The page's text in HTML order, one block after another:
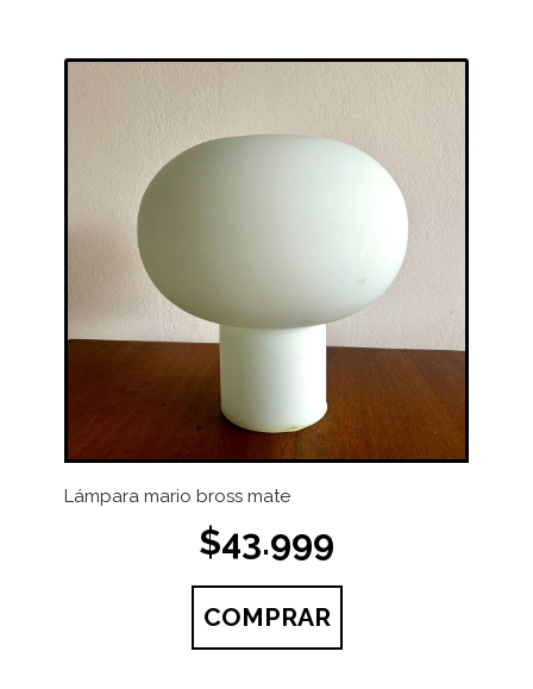
Lámpara mario bross mate
$43.999
COMPRAR